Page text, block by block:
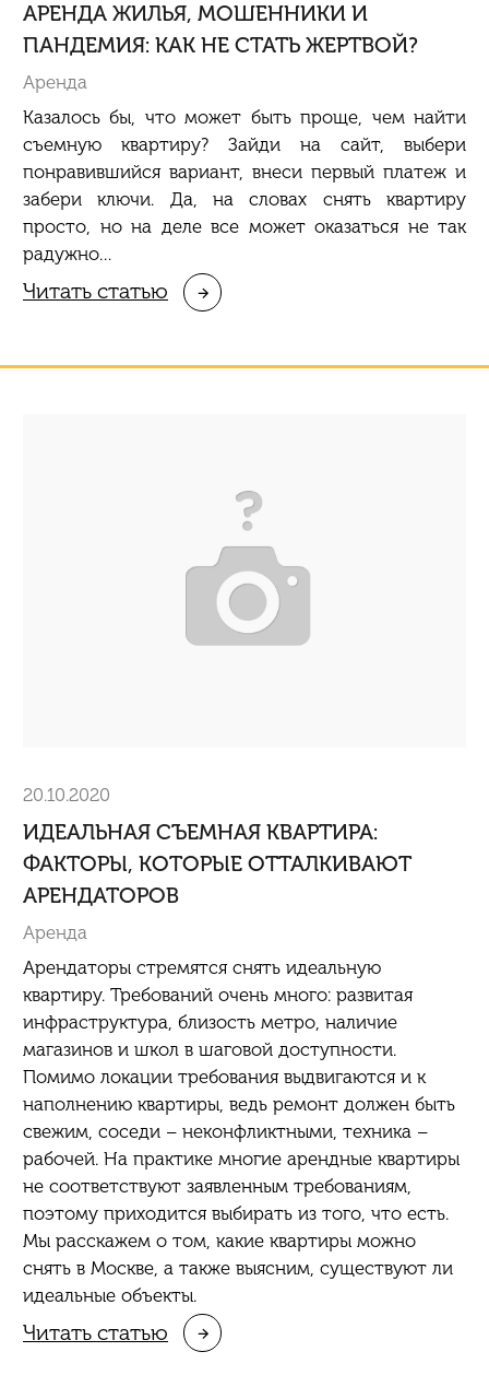
АРЕНДА ЖИЛЬЯ, МОШЕННИКИ И
ПАНДЕМИЯ: КАК НЕ СТАТЬ ЖЕРТВОЙ?
Аренда
Казалось бы, что может быть проще, чем найти
съемную квартиру? Зайди на сайт, выбери
понравившийся вариант, внеси первый платеж и
забери ключи. Да, на словах снять квартиру
просто, но на деле все может оказаться не так
радужно…
Читать статью
20.10.2020
ИДЕАЛЬНАЯ СЪЕМНАЯ КВАРТИРА:
ФАКТОРЫ, КОТОРЫЕ ОТТАЛКИВАЮТ
АРЕНДАТОРОВ
Аренда
Арендаторы стремятся снять идеальную
квартиру. Требований очень много: развитая
инфраструктура, близость метро, наличие
магазинов и школ в шаговой доступности.
Помимо локации требования выдвигаются и к
наполнению квартиры, ведь ремонт должен быть
свежим, соседи – неконфликтными, техника –
рабочей. На практике многие арендные квартиры
не соответствуют заявленным требованиям,
поэтому приходится выбирать из того, что есть.
Мы расскажем о том, какие квартиры можно
снять в Москве, а также выясним, существуют ли
идеальные объекты.
Читать статью